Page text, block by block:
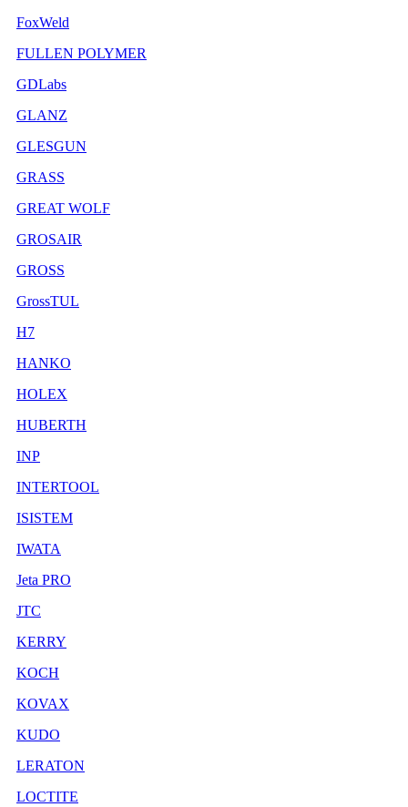
FoxWeld
FULLEN POLYMER
GDLabs
GLANZ
GLESGUN
GRASS
GREAT WOLF
GROSAIR
GROSS
GrossTUL
H7
HANKO
HOLEX
HUBERTH
INP
INTERTOOL
ISISTEM
IWATA
Jeta PRO
JTC
KERRY
KOCH
KOVAX
KUDO
LERATON
LOCTITE